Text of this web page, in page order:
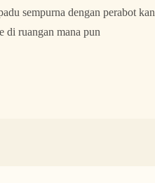
sempurna dengan perabot
di ruangan mana pun